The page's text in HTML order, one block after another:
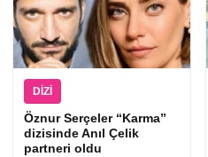
DIZI
Öznur Serçeler “Karma”
dizisinde Anıl Çelik
partneri oldu